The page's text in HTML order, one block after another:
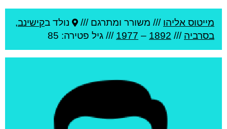
מייטוס אליהו /// משורר ומתרגם /// נולד בקישינב,
בסרביה ///
1892
–
1977 /// גיל פטירה: 85